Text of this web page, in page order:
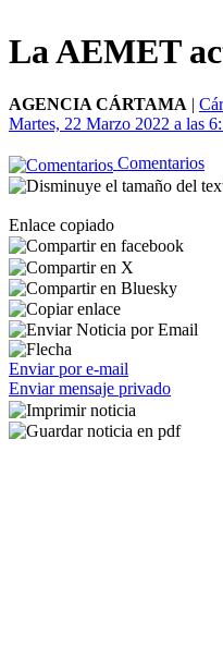
La AEMET
AGENCIA CÁRTAMA |
Martes, 22 Marzo 2022 a las
Comentarios
Enlace copiado
Enviar por e-mail
Enviar mensaje privado